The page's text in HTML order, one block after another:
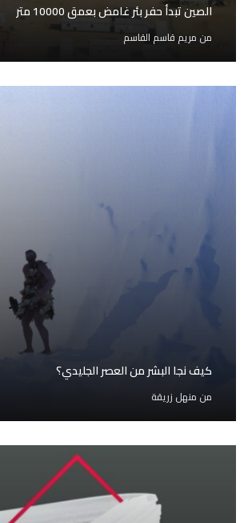
الصين تبدأ حفر بئر غامض بعمق 10000 متر
من مريم قاسم القاسم
كيف نجا البشر من العصر الجليدي؟
من منهل زريقة